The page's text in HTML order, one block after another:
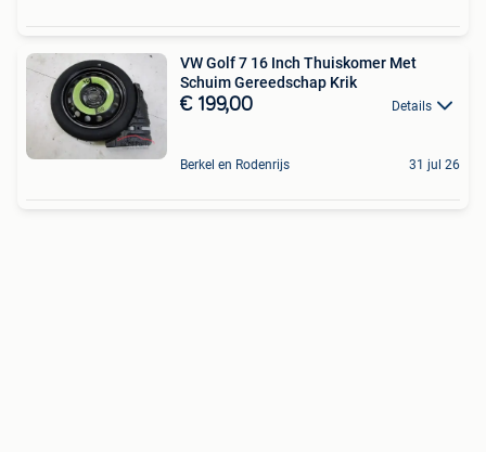
VW Golf 7 16 Inch Thuiskomer Met
Schuim Gereedschap Krik
€ 199,00 Details
Berkel en Rodenrijs 31 jul 26